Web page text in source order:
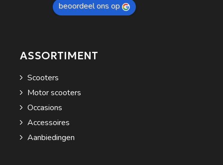
beoordeel ons op
ASSORTIMENT
Scooters
Motor scooters
Occasions
Accessoires
Aanbiedingen